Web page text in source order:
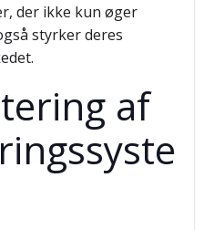
der ikke kun øger
styrker deres
af